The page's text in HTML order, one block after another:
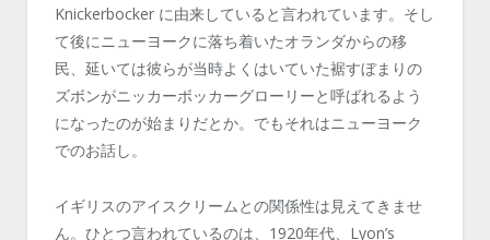
Knickerbocker に由来していると言われています。そし
て後にニューヨークに落ち着いたオランダからの移
民、延いては彼らが当時よくはいていた裾すぼまりの
ズボンがニッカーボッカーグローリーと呼ばれるよう
になったのが始まりだとか。でもそれはニューヨーク
でのお話し。
イギリスのアイスクリームとの関係性は見えてきませ
ん。ひとつ言われているのは、1920年代、Lyon’s